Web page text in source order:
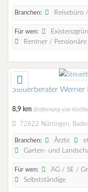
Branchen: Reisebüro
Für wen:
Rentner / Pensionäre
Steuerberater Werner
8,9 km (Entfernung von
72622 Nürtingen,
Branchen: Ärzte
Garten- und
Für wen: AG / SE /
Selbstständige